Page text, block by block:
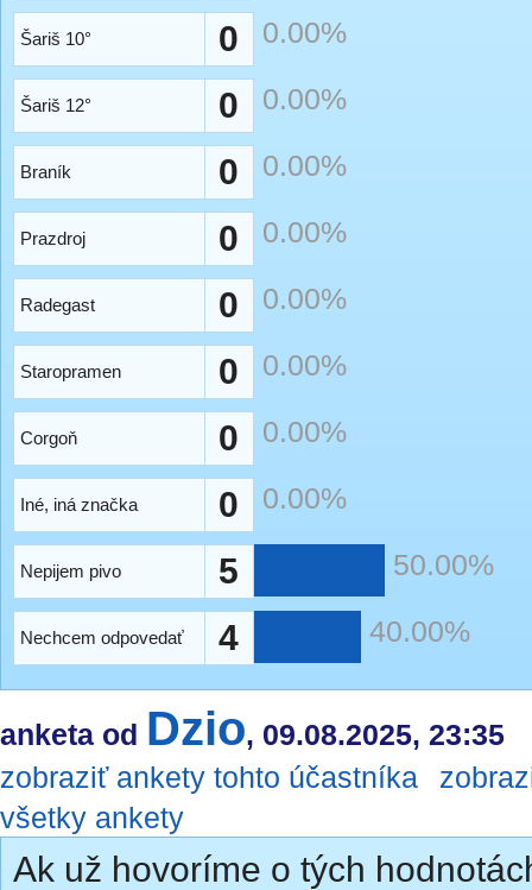
Šariš 10° 0 0.00%
Šariš 12° 0 0.00%
Braník 0 0.00%
Prazdroj 0 0.00%
Radegast 0 0.00%
Staropramen 0 0.00%
Corgoň 0 0.00%
Iné, iná značka 0 0.00%
Nepijem pivo 5 50.00%
Nechcem odpovedať 4 40.00%
anketa od Dzio, 09.08.2025, 23:35
zobraziť ankety tohto účastníka
všetky ankety
Ak už hovoríme o tých